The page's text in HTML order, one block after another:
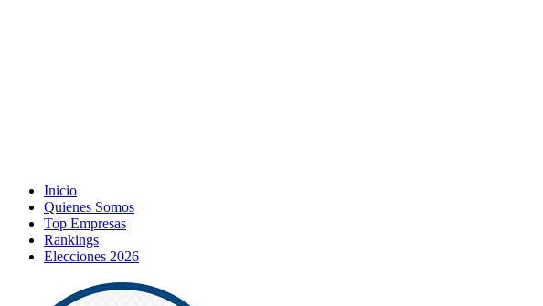
Inicio
Quienes Somos
Top Empresas
Rankings
Elecciones 2026